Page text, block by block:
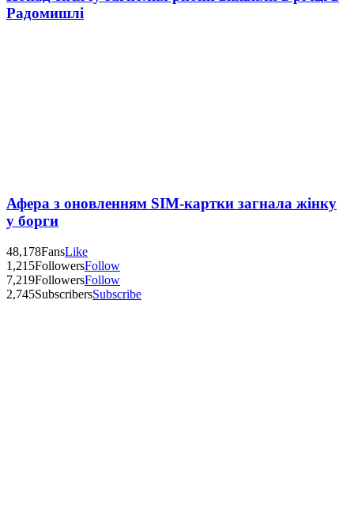
Радомишлі
Афера з оновленням SIM-картки загнала жінку
у борги
48,178FansLike
1,215FollowersFollow
7,219FollowersFollow
2,745SubscribersSubscribe